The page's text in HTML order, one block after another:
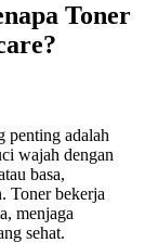
Toner
penting adalah
wajah dengan
basa,
Toner bekerja
menjaga
sehat.